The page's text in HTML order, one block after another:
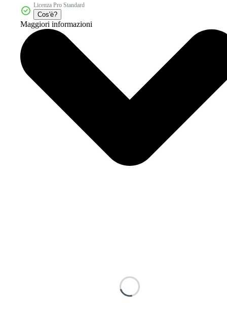
Licenza Pro Standard
Cos'è?
Maggiori informazioni